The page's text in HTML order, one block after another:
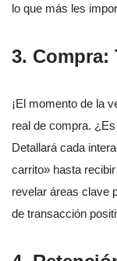
lo que más les
3. Compra:
¡El momento de la
real de compra.
Detallará cada
carrito» hasta
revelar áreas clave
de transacción